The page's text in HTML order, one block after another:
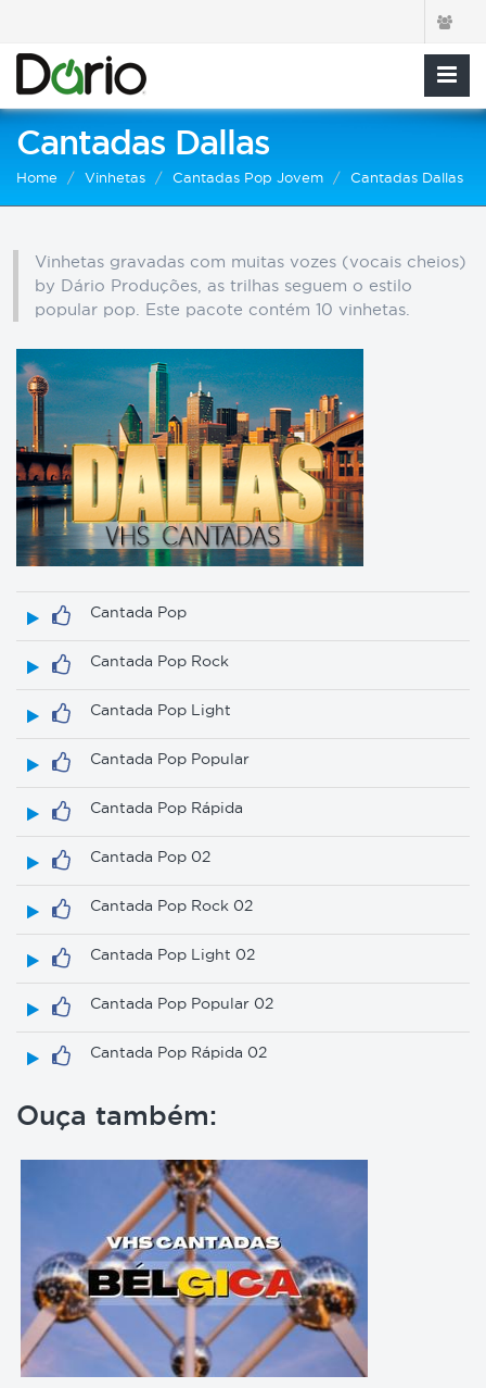
Cantadas Dallas
Home Vinhetas Cantadas Pop Jovem Cantadas Dallas
Vinhetas gravadas com muitas vozes (vocais cheios)
by Dário Produções, as trilhas seguem o estilo
popular pop. Este pacote contém 10 vinhetas.
Cantada Pop
Cantada Pop Rock
Cantada Pop Light
Cantada Pop Popular
Cantada Pop Rápida
Cantada Pop 02
Cantada Pop Rock 02
Cantada Pop Light 02
Cantada Pop Popular 02
Cantada Pop Rápida 02
Ouça também: